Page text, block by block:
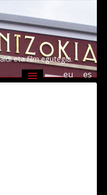
eta film egutegia.
es
eu